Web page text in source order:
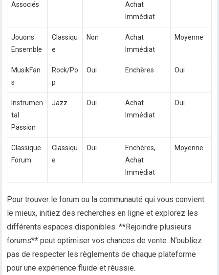
Associés
Achat
Immédiat
Jouons
Ensemble
Classiqu
e
Non
Achat
Immédiat
Moyenne
MusikFan
s
Rock/Po
p
Oui Enchères Oui
Instrumen
tal
Passion
Jazz Oui
Achat
Immédiat
Oui
Classique
Forum
Classiqu
e
Oui
Enchères,
Achat
Immédiat
Moyenne
Pour trouver le forum ou la communauté qui vous convient
le mieux, initiez des recherches en ligne et explorez les
différents espaces disponibles. **Rejoindre plusieurs
forums** peut optimiser vos chances de vente. N’oubliez
pas de respecter les règlements de chaque plateforme
pour une expérience fluide et réussie.